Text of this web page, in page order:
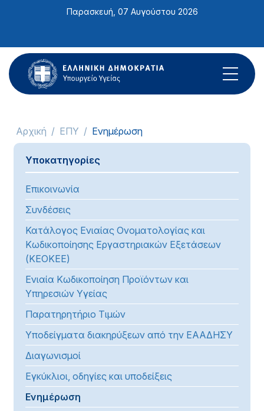
ιστότοπος
περιλαμβάνει
ένα
σύστημα
Παρασκευή, 07 Αυγούστου 2026
Αρχική ΕΠΥ Ενημέρωση
Υποκατηγορίες
Επικοινωνία
Συνδέσεις
Κατάλογος Ενιαίας Ονοματολογίας και
Κωδικοποίησης Εργαστηριακών Εξετάσεων
(ΚΕΟΚΕΕ)
Ενιαία Κωδικοποίηση Προϊόντων και
Υπηρεσιών Υγείας
Παρατηρητήριο Τιμών
Υποδείγματα διακηρύξεων από την ΕΑΑΔΗΣΥ
Διαγωνισμοί
Εγκύκλιοι, οδηγίες και υποδείξεις
Ενημέρωση